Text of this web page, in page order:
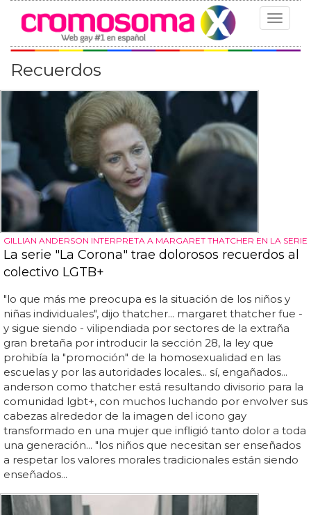
Toggle
Recuerdos
GILLIAN ANDERSON INTERPRETA A MARGARET THATCHER EN LA SERIE
La serie "La Corona" trae dolorosos recuerdos al
colectivo LGTB+
"lo que más me preocupa es la situación de los niños y
niñas individuales", dijo thatcher... margaret thatcher fue -
y sigue siendo - vilipendiada por sectores de la extraña
gran bretaña por introducir la sección 28, la ley que
prohibía la "promoción" de la homosexualidad en las
escuelas y por las autoridades locales... sí, engañados...
anderson como thatcher está resultando divisorio para la
comunidad lgbt+, con muchos luchando por envolver sus
cabezas alrededor de la imagen del icono gay
transformado en una mujer que infligió tanto dolor a toda
una generación... "los niños que necesitan ser enseñados
a respetar los valores morales tradicionales están siendo
enseñados...